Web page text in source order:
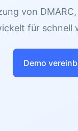
von
für schnell
Demo